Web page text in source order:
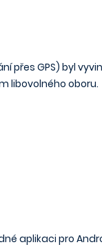
přes GPS) byl
libovolného oboru.
aplikaci pro